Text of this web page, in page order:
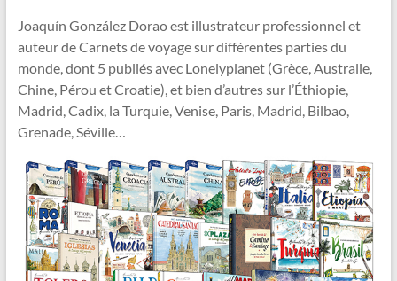
Joaquín González Dorao est illustrateur professionnel et
auteur de Carnets de voyage sur différentes parties du
monde, dont 5 publiés avec Lonelyplanet (Grèce, Australie,
Chine, Pérou et Croatie), et bien d’autres sur l’Éthiopie,
Madrid, Cadix, la Turquie, Venise, Paris, Madrid, Bilbao,
Grenade, Séville…